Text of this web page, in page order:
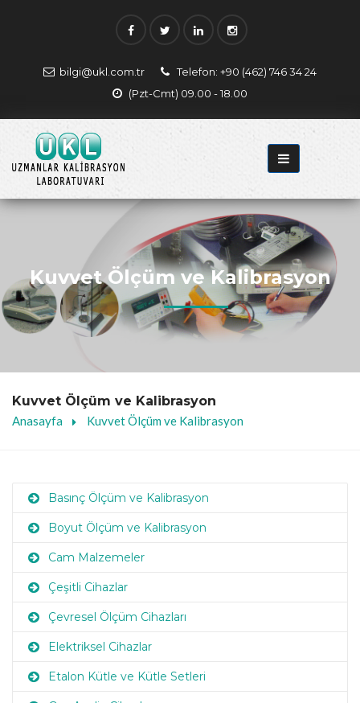
bilgi@ukl.com.tr
Telefon: +90 (462) 746 34 24
(Pzt-Cmt) 09.00 - 18.00
Kuvvet Ölçüm ve Kalibrasyon
Kuvvet Ölçüm ve Kalibrasyon
Anasayfa Kuvvet Ölçüm ve Kalibrasyon
Basınç Ölçüm ve Kalibrasyon
Boyut Ölçüm ve Kalibrasyon
Cam Malzemeler
Çeşitli Cihazlar
Çevresel Ölçüm Cihazları
Elektriksel Cihazlar
Etalon Kütle ve Kütle Setleri